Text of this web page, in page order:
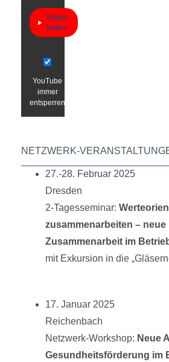
Video
laden
YouTube
immer
entsperren
NETZWERK-
27.-28. Februar 2025
Dresden
2-Tagesseminar:
zusammenarbeiten –
Zusammenarbeit im
mit Exkursion in die
17. Januar 2025
Reichenbach
Netzwerk-Workshop: Neue
Gesundheitsförderung im